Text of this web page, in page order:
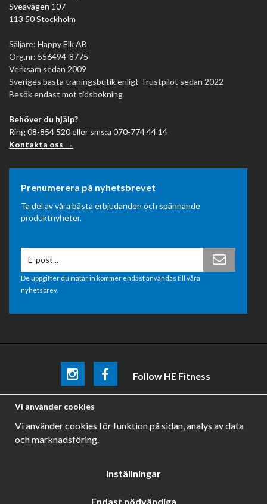
Sveavägen 107
113 50 Stockholm
Säljare: Happy Elk AB
Org.nr: 556494-8775
Verksam sedan 2009
Sveriges bästa träningsbutik enligt Trustpilot sedan 2022
Besök endast mot tidsbokning
Behöver du hjälp?
Ring 08-854 520 eller sms:a 070-774 44 14
Kontakta oss →
Prenumerera på nyhetsbrevet
Ta del av våra bästa erbjudanden och spännande
produktnyheter.
De uppgifter du matar in kommer endast användas till våra
nyhetsbrev.
Follow HE Fitness
Be the firstto know aboutpromotions, news and training
Vi använder cookies
Vi använder cookies för funktion på sidan, analys av data
och marknadsföring.
Inställningar
Endast nödvändiga